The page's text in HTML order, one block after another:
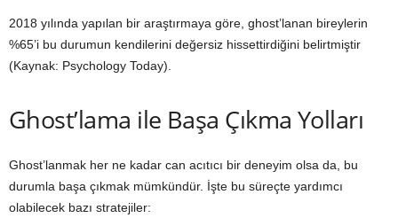
2018 yılında yapılan bir araştırmaya göre, ghost’lanan bireylerin
%65’i bu durumun kendilerini değersiz hissettirdiğini belirtmiştir
(Kaynak: Psychology Today).
Ghost’lama ile Başa Çıkma Yolları
Ghost’lanmak her ne kadar can acıtıcı bir deneyim olsa da, bu
durumla başa çıkmak mümkündür. İşte bu süreçte yardımcı
olabilecek bazı stratejiler: